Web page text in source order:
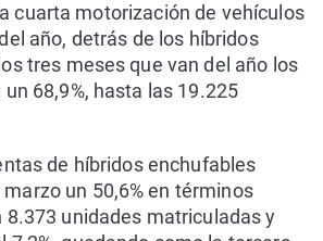
cuarta motorización de vehículos
año, detrás de los híbridos
tres meses que van del año los
68,9%, hasta las 19.225
de híbridos enchufables
marzo un 50,6% en términos
8.373 unidades matriculadas y